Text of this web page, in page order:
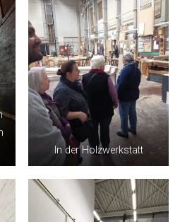
In der Holzwerkstatt